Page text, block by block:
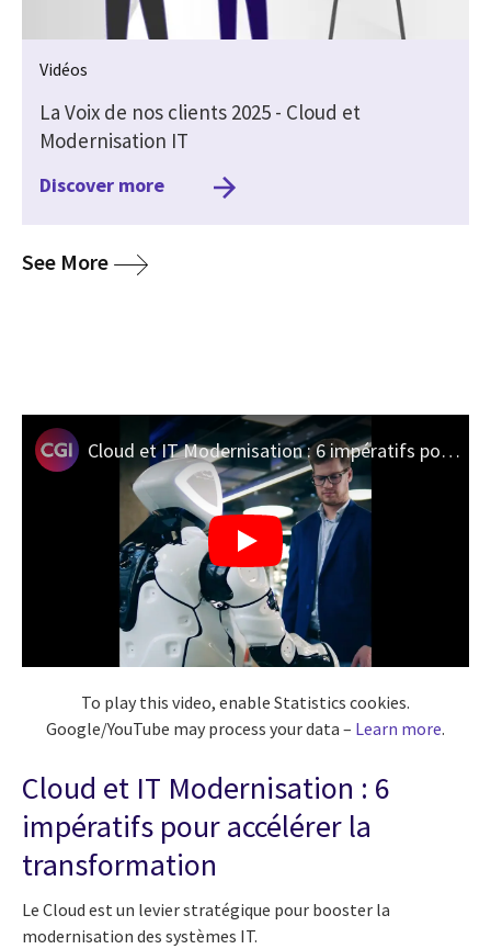
Vidéos
La Voix de nos clients 2025 - Cloud et
Modernisation IT
Discover more
See Moremedia
Cloud et IT Modernisation : 6
impératifs pour accélérer la
transformation
Le Cloud est un levier stratégique pour booster la
modernisation des systèmes IT.
Cloud et IT Modernisation : 6 impératifs pour accélérer la transformation
To play this video, enable Statistics cookies.
Google/YouTube may process your data – Learn more.